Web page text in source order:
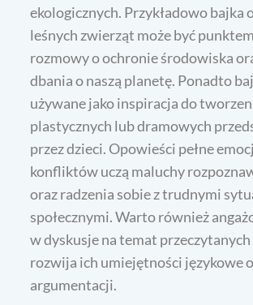
ekologicznych. Przykładowo bajka
leśnych zwierząt może być
rozmowy o ochronie środowiska
dbania o naszą planetę. Ponadto
używane jako inspiracja do
plastycznych lub dramowych
przez dzieci. Opowieści pełne
konfliktów uczą maluchy
oraz radzenia sobie z trudnymi
społecznymi. Warto również
w dyskusje na temat przeczytanych
rozwija ich umiejętności językowe
argumentacji.